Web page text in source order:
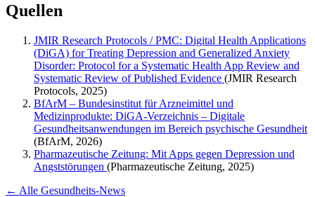
Quellen
JMIR Research Protocols / PMC: Digital Health Applications
(DiGA) for Treating Depression and Generalized Anxiety
Disorder: Protocol for a Systematic Health App Review and
Systematic Review of Published Evidence (JMIR Research
Protocols, 2025)
BfArM – Bundesinstitut für Arzneimittel und
Medizinprodukte: DiGA-Verzeichnis – Digitale
Gesundheitsanwendungen im Bereich psychische Gesundheit
(BfArM, 2026)
Pharmazeutische Zeitung: Mit Apps gegen Depression und
Angststörungen (Pharmazeutische Zeitung, 2025)
← Alle Gesundheits-News